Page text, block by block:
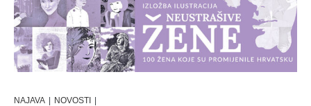
NAJAVA | NOVOSTI |